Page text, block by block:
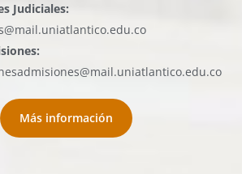
Judiciales:
Más información